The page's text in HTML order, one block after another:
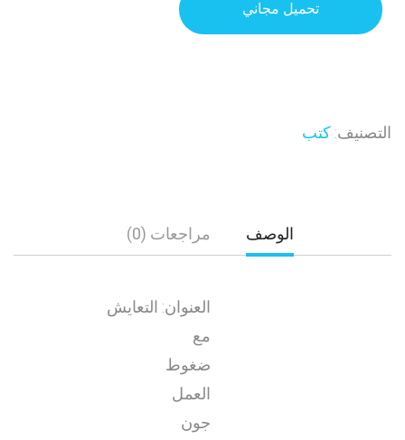
تحميل مجاني
التصنيف: كتب
الوصف مراجعات (0)
العنوان: التعايش
مع
ضغوط
العمل
جون